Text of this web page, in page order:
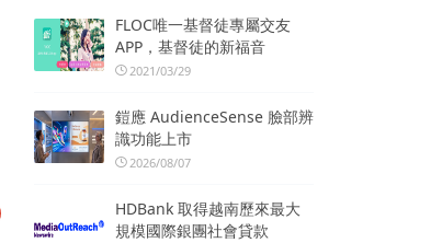
FLOC唯一基督徒專屬交友
APP，基督徒的新福音
2021/03/29
鎧應 AudienceSense 臉部辨
識功能上市
2026/08/07
HDBank 取得越南歷來最大
規模國際銀團社會貸款